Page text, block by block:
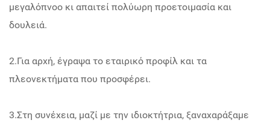
μεγαλόπνοο κι απαιτεί πολύωρη προετοιμασία και
δουλειά.
2.Για αρχή, έγραψα το εταιρικό προφίλ και τα
πλεονεκτήματα που προσφέρει.
3.Στη συνέχεια, μαζί με την ιδιοκτήτρια, ξαναχαράξαμε